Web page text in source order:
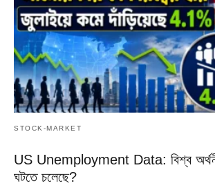
STOCK-MARKET
US Unemployment Data: বিশ্ব
ঘটতে চলেছে?